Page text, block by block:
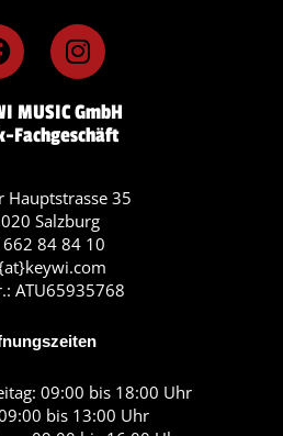
MUSIC GmbH
Fachgeschäft
Hauptstrasse 35
Salzburg
84 84 10
ATU65935768
09:00 bis 18:00 Uhr
bis 13:00 Uhr
I
n
s
t
a
r
a
m